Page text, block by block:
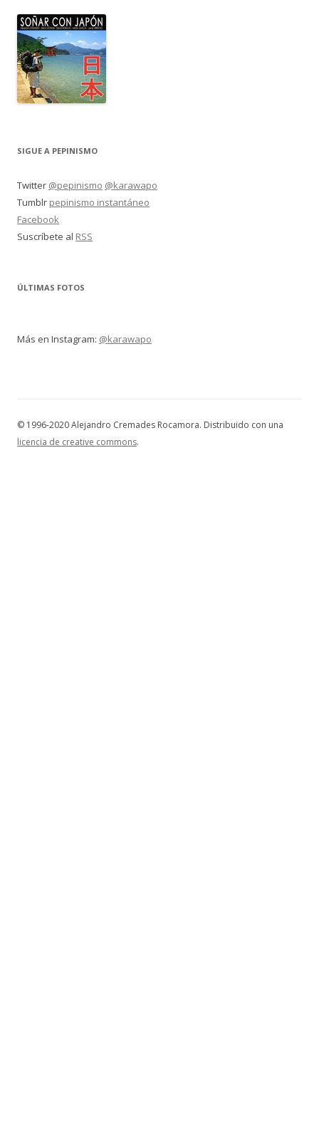
SIGUE A PEPINISMO
Twitter @pepinismo @karawapo
Tumblr pepinismo instantáneo
Facebook
Suscríbete al RSS
ÚLTIMAS FOTOS
Más en Instagram: @karawapo
© 1996-2020 Alejandro Cremades Rocamora. Distribuido con una
licencia de creative commons.